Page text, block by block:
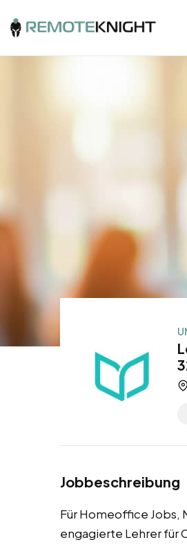
Jobbeschreibung
Für Homeoffice Jobs,
engagierte Lehrer für